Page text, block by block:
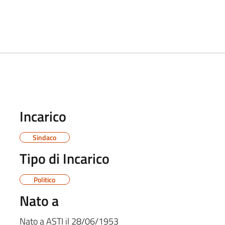
Incarico
Sindaco
Tipo di Incarico
Politico
Nato a
Nato aASTI il 28/06/1953